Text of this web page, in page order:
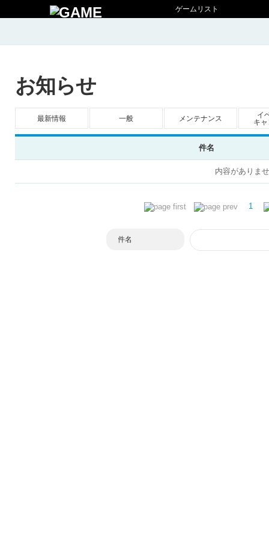
ゲームリスト
お知らせ
最新情報 一般 メンテナンス
イ
キ
件名
内容がありま
1